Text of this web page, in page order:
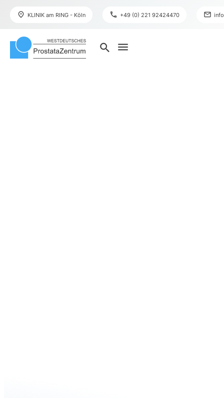
place KLINIK am RING - Köln phone +49 (0) 221 92424470 mail
search menu